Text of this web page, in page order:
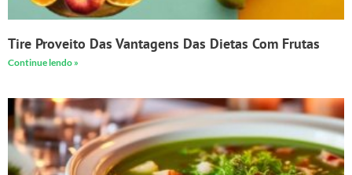
Tire Proveito Das Vantagens Das Dietas Com Frutas
Continue lendo »